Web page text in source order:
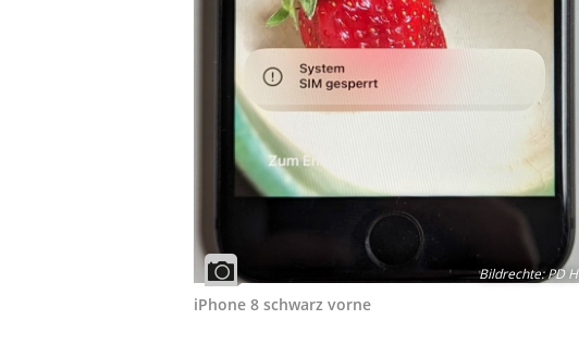
Bildrechte:PD H
iPhone 8 schwarz vorne